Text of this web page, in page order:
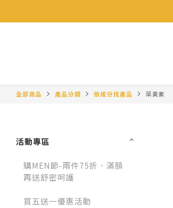
全部商品 產品分類 依成分找產品 葉黃素
活動專區
購MEN節-兩件75折．滿額
再送舒密呵護
買五送一優惠活動